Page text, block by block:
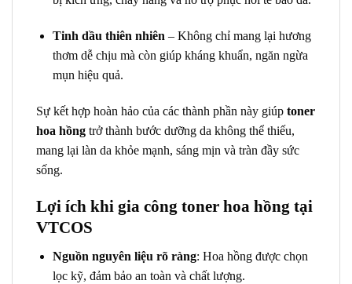
Tinh dầu thiên nhiên – Không chỉ mang lại hương
thơm dễ chịu mà còn giúp kháng khuẩn, ngăn ngừa
mụn hiệu quả.
Sự kết hợp hoàn hảo của các thành phần này giúp toner
hoa hồng trở thành bước dưỡng da không thể thiếu,
mang lại làn da khỏe mạnh, sáng mịn và tràn đầy sức
sống.
Lợi ích khi gia công toner hoa hồng tại
VTCOS
Nguồn nguyên liệu rõ ràng: Hoa hồng được chọn
lọc kỹ, đảm bảo an toàn và chất lượng.